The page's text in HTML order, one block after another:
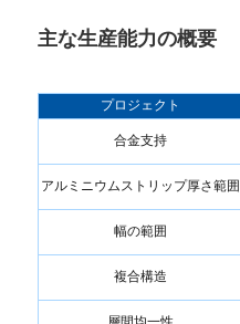
主な生産能力の概要
プロジェクト
合金支持
アルミニウムストリップ厚さ範囲
幅の範囲
複合構造